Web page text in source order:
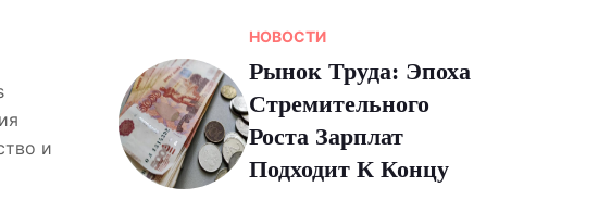
и
НОВОСТИ
Рынок Труда: Эпоха
Стремительного
Роста Зарплат
Подходит К Концу